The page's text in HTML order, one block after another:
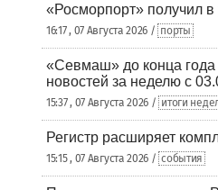
«Росморпорт» получил
16:17 , 07 Августа 2026 / порты
«Севмаш» до конца
новостей за неделю с
15:37 , 07 Августа 2026 / итоги
Регистр расширяет
15:15 , 07 Августа 2026 / события